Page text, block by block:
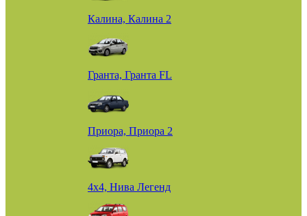
Калина, Калина 2
Гранта, Гранта FL
Приора, Приора 2
4х4, Нива Легенд